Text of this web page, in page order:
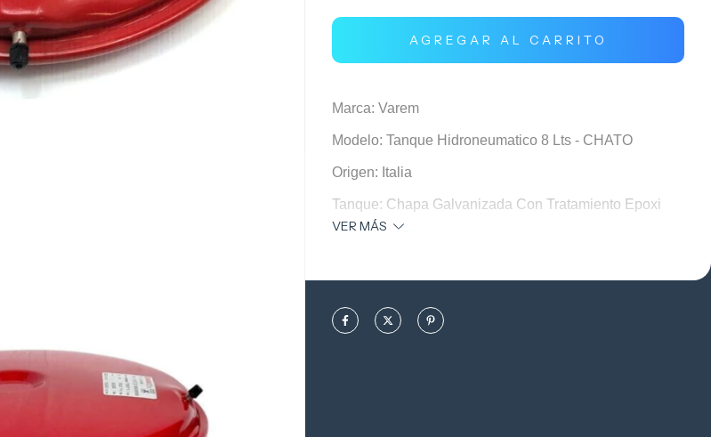
Marca: Varem
Modelo: Tanque Hidroneumatico 8 Lts - CHATO
Origen: Italia
Tanque: Chapa Galvanizada Con Tratamiento Epoxi
Capacidad 8 litros
VER MÁS